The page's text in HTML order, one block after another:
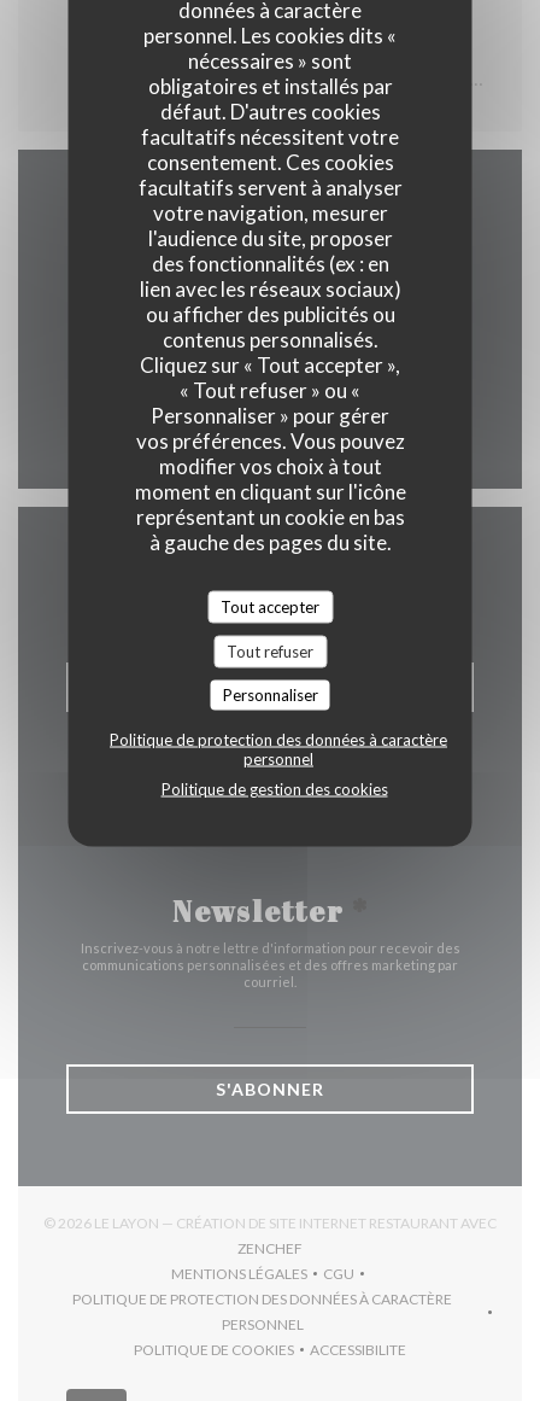
données à caractère
personnel. Les cookies dits «
nécessaires » sont
obligatoires et installés par
défaut. D'autres cookies
facultatifs nécessitent votre
consentement. Ces cookies
facultatifs servent à analyser
votre navigation, mesurer
l'audience du site, proposer
des fonctionnalités (ex : en
lien avec les réseaux sociaux)
ou afficher des publicités ou
contenus personnalisés.
Cliquez sur « Tout accepter »,
« Tout refuser » ou «
Personnaliser » pour gérer
vos préférences. Vous pouvez
modifier vos choix à tout
moment en cliquant sur l'icône
représentant un cookie en bas
à gauche des pages du site.
Tout accepter
Tout refuser
Personnaliser
Politique de protection des données à caractère
personnel
Politique de gestion des cookies
Un "historique" qui a participé à la réputation
gourmande de la rue Mercière et qui poursuit son
chemin depuis 1989 ! Un air de jazz, des notes de
produits frais cuisinés avec talent flottent au Layon. Le
chef Jean-Luc Léger nous régale de sa passion pour les
bonnes choses de la vie. Agréable terrasse pour
savourer une cuisine pleine de fraîcheur, composée de
bons produits du marché, qui ne cherche pas à plaire à
tous les touristes de passage. Très belle sélection de
vins, notamment du Val de Loire, par un passionné.
Adresse de référence.
Accès/Contact
52 RUE MERCIERE 69002 LYON
04 78 42 94 08
Instagram ((ouvre une
RÉSERVER
Newsletter
Inscrivez-vous à notre lettre d'information pour recevoir des
communications personnalisées et des offres marketing par
courriel.
S'ABONNER
© 2026 LE LAYON — CRÉATION DE SITE INTERNET RESTAURANT AVEC
ZENCHEF
MENTIONS LÉGALES
((OUVRE UNE NOUVELLE FENÊTRE))
CGU
((OUVRE UNE NOUVELLE
POLITIQUE DE PROTECTION DES DONNÉES À CARACTÈRE
PERSONNEL((OUVRE UNE NOUVELLE FENÊTRE))
POLITIQUE DE COOKIES
((OUVRE UNE NOUVELLE FENÊTRE))
ACCESSIBILITE
((OUVRE UNE NOUVELLE